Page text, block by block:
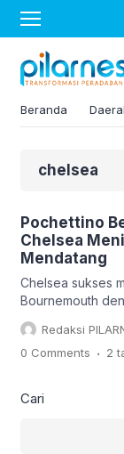
Beranda
chelsea
Pochettino
Chelsea
Mendatang
Chelsea sukses
Bournemouth
pertandingan
2023/2024 yang
Stamford Bridge
(48′) menjadi
Redaksi
0 Comments . 2
Cari